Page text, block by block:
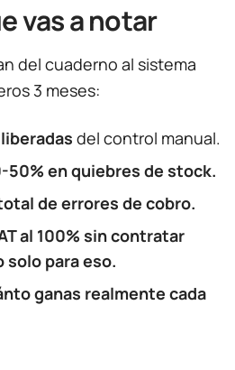
vas a notar
del cuaderno al sistema
3 meses:
del control manual.
50% en quiebres de stock.
de errores de cobro.
al 100% sin contratar
para eso.
ganas realmente cada